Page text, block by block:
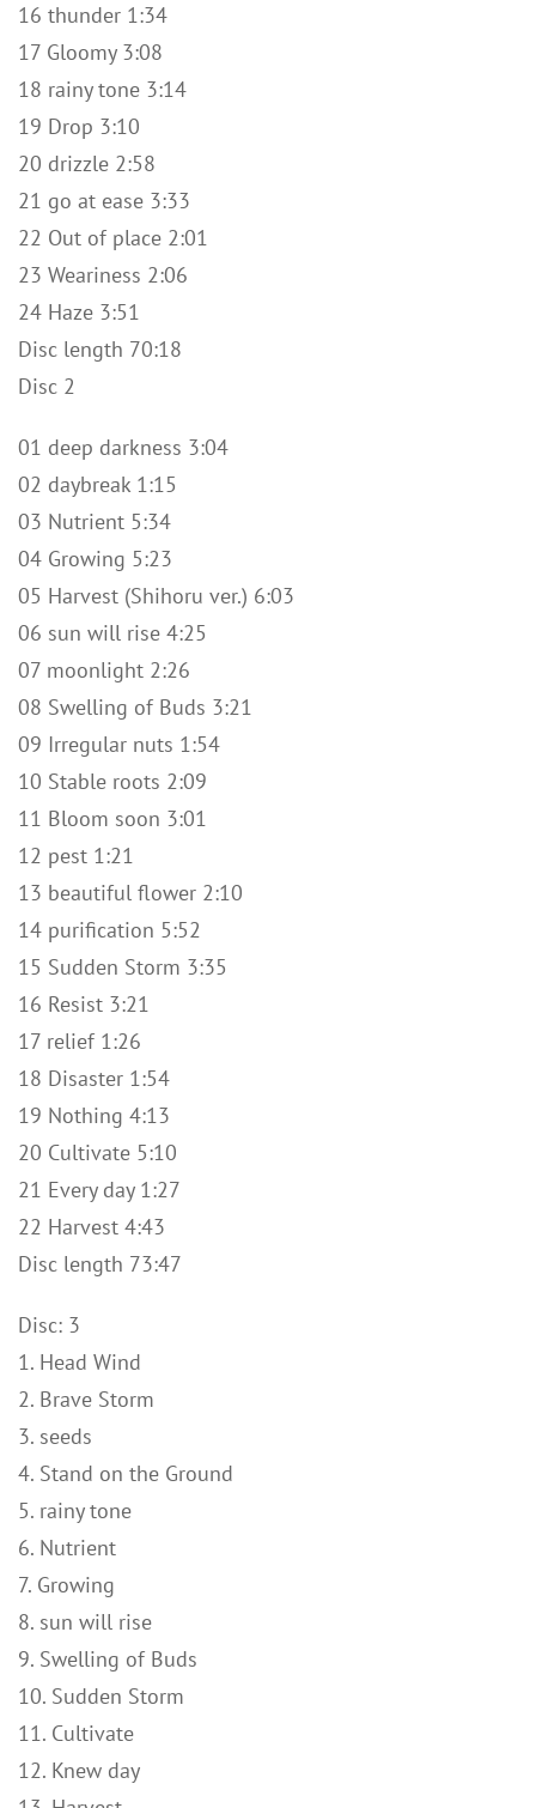
16 thunder 1:34
17 Gloomy 3:08
18 rainy tone 3:14
19 Drop 3:10
20 drizzle 2:58
21 go at ease 3:33
22 Out of place 2:01
23 Weariness 2:06
24 Haze 3:51
Disc length 70:18
Disc 2
01 deep darkness 3:04
02 daybreak 1:15
03 Nutrient 5:34
04 Growing 5:23
05 Harvest (Shihoru ver.) 6:03
06 sun will rise 4:25
07 moonlight 2:26
08 Swelling of Buds 3:21
09 Irregular nuts 1:54
10 Stable roots 2:09
11 Bloom soon 3:01
12 pest 1:21
13 beautiful flower 2:10
14 purification 5:52
15 Sudden Storm 3:35
16 Resist 3:21
17 relief 1:26
18 Disaster 1:54
19 Nothing 4:13
20 Cultivate 5:10
21 Every day 1:27
22 Harvest 4:43
Disc length 73:47
Disc: 3
1. Head Wind
2. Brave Storm
3. seeds
4. Stand on the Ground
5. rainy tone
6. Nutrient
7. Growing
8. sun will rise
9. Swelling of Buds
10. Sudden Storm
11. Cultivate
12. Knew day